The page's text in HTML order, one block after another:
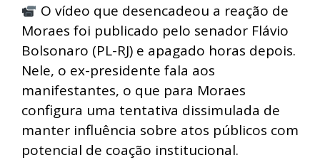
O vídeo que desencadeou a reação de
Moraes foi publicado pelo senador Flávio
Bolsonaro (PL-RJ) e apagado horas depois.
Nele, o ex-presidente fala aos
manifestantes, o que para Moraes
configura uma tentativa dissimulada de
manter influência sobre atos públicos com
potencial de coação institucional.